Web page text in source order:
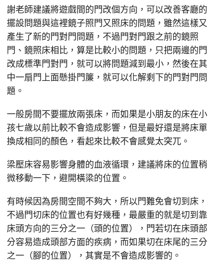
謝老師建議將遊戲間的門改個方向，可以改善客廳的
擺設問題與這裡鏡子照門又照床的問題，雖然這樣又
產生了新的門對門問題，不過門對門跟之前的鏡照
門、鏡照床相比，算是比較小的問題，只把兩邊的門
改成標準門對門，就可以將問題減到最小，然後在其
中一扇門上面懸掛門簾，就可以化解剩下的門對門問
題。
一般房間不要擺放兩張床，而如果是小朋友的床在小
孩七歲以前比較不會造成影響，但是最好還是將床單
換成相同的顏色，看起來比較不會感覺太突兀。
梁壓床容易影響身體的血液循環，建議將床的位置稍
微移動一下，避開橫梁的位置。
有時候因為房間空間不夠大，所以門難免會切到床，
不過門切床的位置也有好幾種，最嚴重的就是切到靠
床頭方向的三分之一（頭的位置），門若切在床頭部
分容易造成頭部方面的疾病，而如果切在床尾的三分
之一（腳的位置），其實是不會造成影響的。